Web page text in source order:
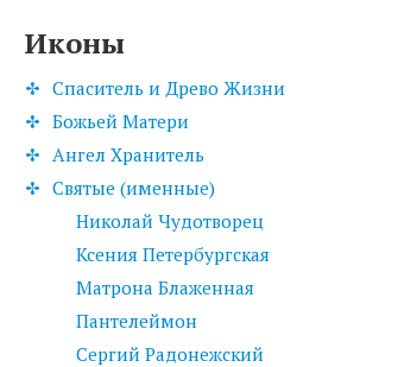
Иконы
Спаситель и Древо Жизни
Божьей Матери
Ангел Хранитель
Святые (именные)
Николай Чудотворец
Ксения Петербургская
Матрона Блаженная
Пантелеймон
Сергий Радонежский